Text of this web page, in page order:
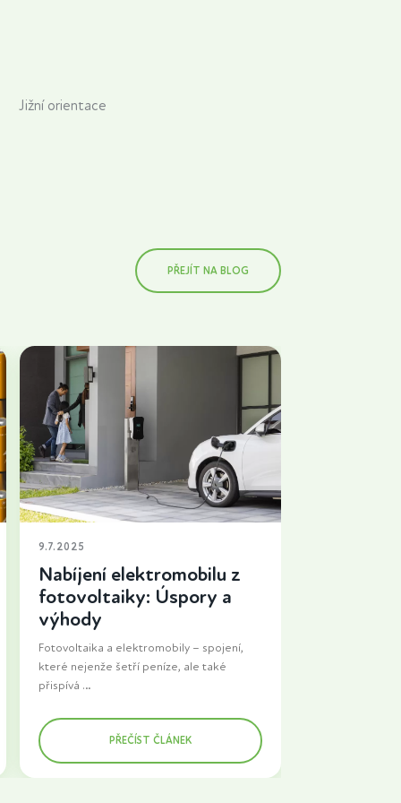
Jižní orientace
PŘEJÍT NA BLOG
9.7.2025
Nabíjení elektromobilu z
fotovoltaiky: Úspory a
výhody
Fotovoltaika a elektromobily – spojení,
které nejenže šetří peníze, ale také
přispívá
uvažujete o investici do fotovoltaické
elektrárny
a zároveň plánujete přechod na
PŘEČÍST ČLÁNEK